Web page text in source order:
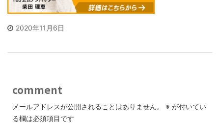
2020年11月6日
comment
メールアドレスが公開されることはありません。 ※ が付いてい
る欄は必須項目です